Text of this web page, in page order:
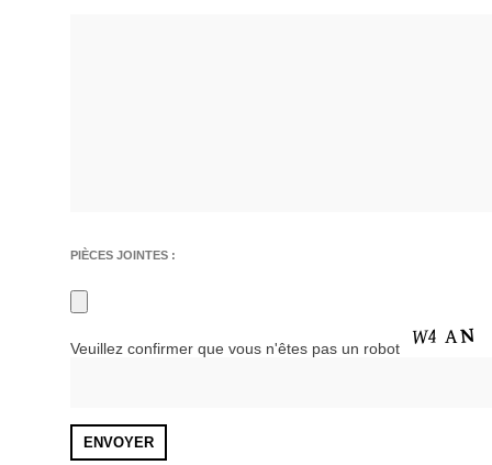
PIÈCES JOINTES :
Veuillez confirmer que vous n'êtes pas un robot